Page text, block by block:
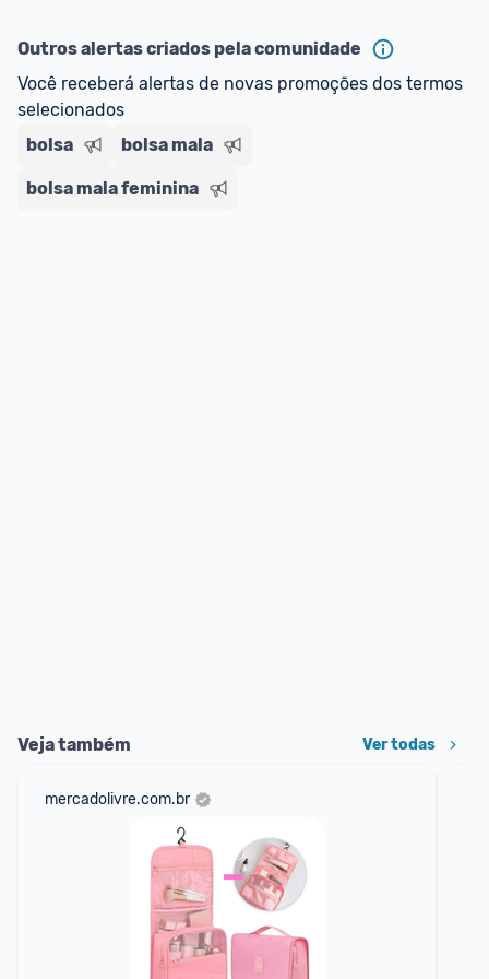
E lembre-se: você sempre pode contar ajuda da
comunidade para tirar dúvidas ou acionar os
nossos Admins marcando
comentário ou através do
Outros alertas criados pela comunidade
Você receberá alertas de novas promoções dos termos
selecionados
bolsa
bolsa mala
bolsa mala feminina
Veja também Ver todas
mercadolivre.com.br